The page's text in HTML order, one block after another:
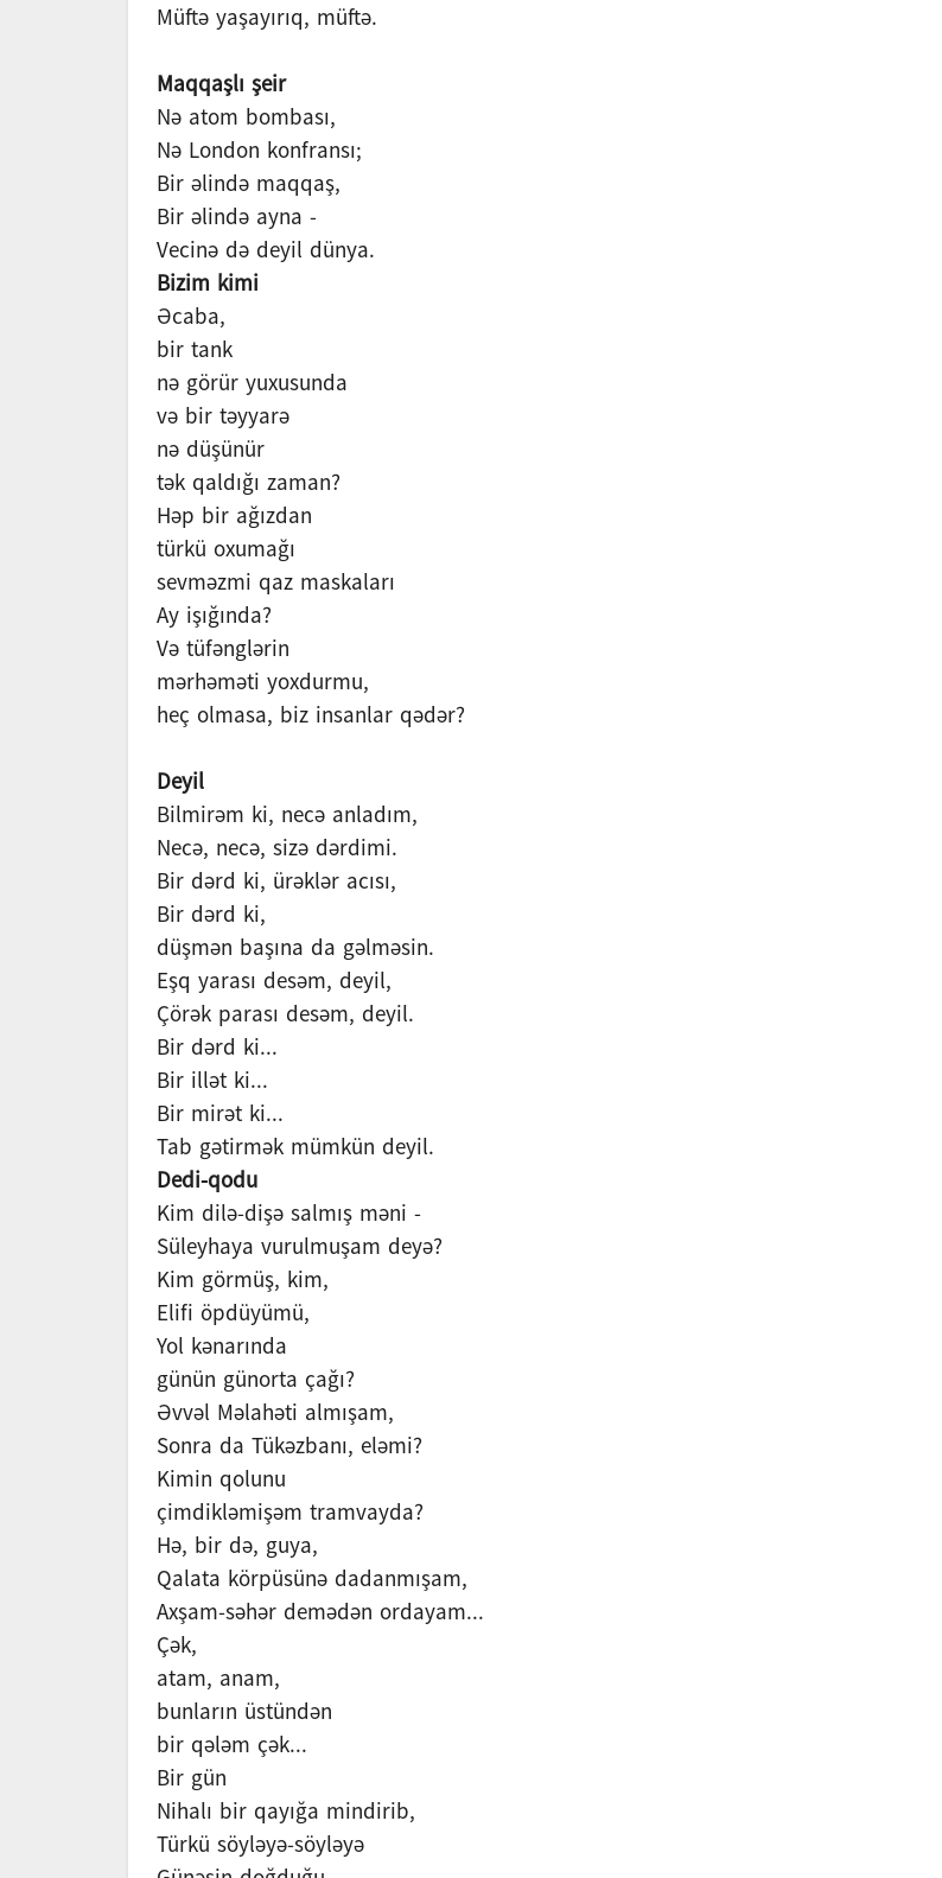
Müftə yaşayırıq, müftə.
Maqqaşlı şeir
Nə atom bombası,
Nə London konfransı;
Bir əlində maqqaş,
Bir əlində ayna -
Vecinə də deyil dünya.
Bizim kimi
Əcaba,
bir tank
nə görür yuxusunda
və bir təyyarə
nə düşünür
tək qaldığı zaman?
Həp bir ağızdan
türkü oxumağı
sevməzmi qaz maskaları
Ay işığında?
Və tüfənglərin
mərhəməti yoxdurmu,
heç olmasa, biz insanlar qədər?
Deyil
Bilmirəm ki, necə anladım,
Necə, necə, sizə dərdimi.
Bir dərd ki, ürəklər acısı,
Bir dərd ki,
düşmən başına da gəlməsin.
Eşq yarası desəm, deyil,
Çörək parası desəm, deyil.
Bir dərd ki...
Bir illət ki...
Bir mirət ki...
Tab gətirmək mümkün deyil.
Dedi-qodu
Kim dilə-dişə salmış məni -
Süleyhaya vurulmuşam deyə?
Kim görmüş, kim,
Elifi öpdüyümü,
Yol kənarında
günün günorta çağı?
Əvvəl Məlahəti almışam,
Sonra da Tükəzbanı, eləmi?
Kimin qolunu
çimdikləmişəm tramvayda?
Hə, bir də, guya,
Qalata körpüsünə dadanmışam,
Axşam-səhər demədən ordayam...
Çək,
atam, anam,
bunların üstündən
bir qələm çək...
Bir gün
Nihalı bir qayığa mindirib,
Türkü söyləyə-söyləyə